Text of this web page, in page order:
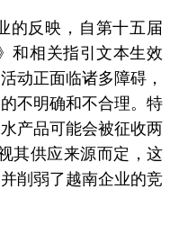
的反映，自第十五届
和相关指引文本生效
动正面临诸多障碍，
不明确和不合理。特
产品可能会被征收两
其供应来源而定，这
削弱了越南企业的竞